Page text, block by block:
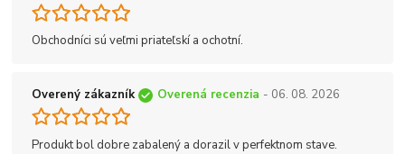
Obchodníci sú veľmi priateľskí a ochotní.
Overený zákazník Overená recenzia - 06. 08. 2026
Produkt bol dobre zabalený a dorazil v perfektnom stave.